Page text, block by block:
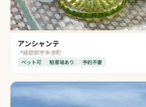
アンシャンテ
📍綾歌郡宇多津町
ペット可 駐車場あり 予約不要